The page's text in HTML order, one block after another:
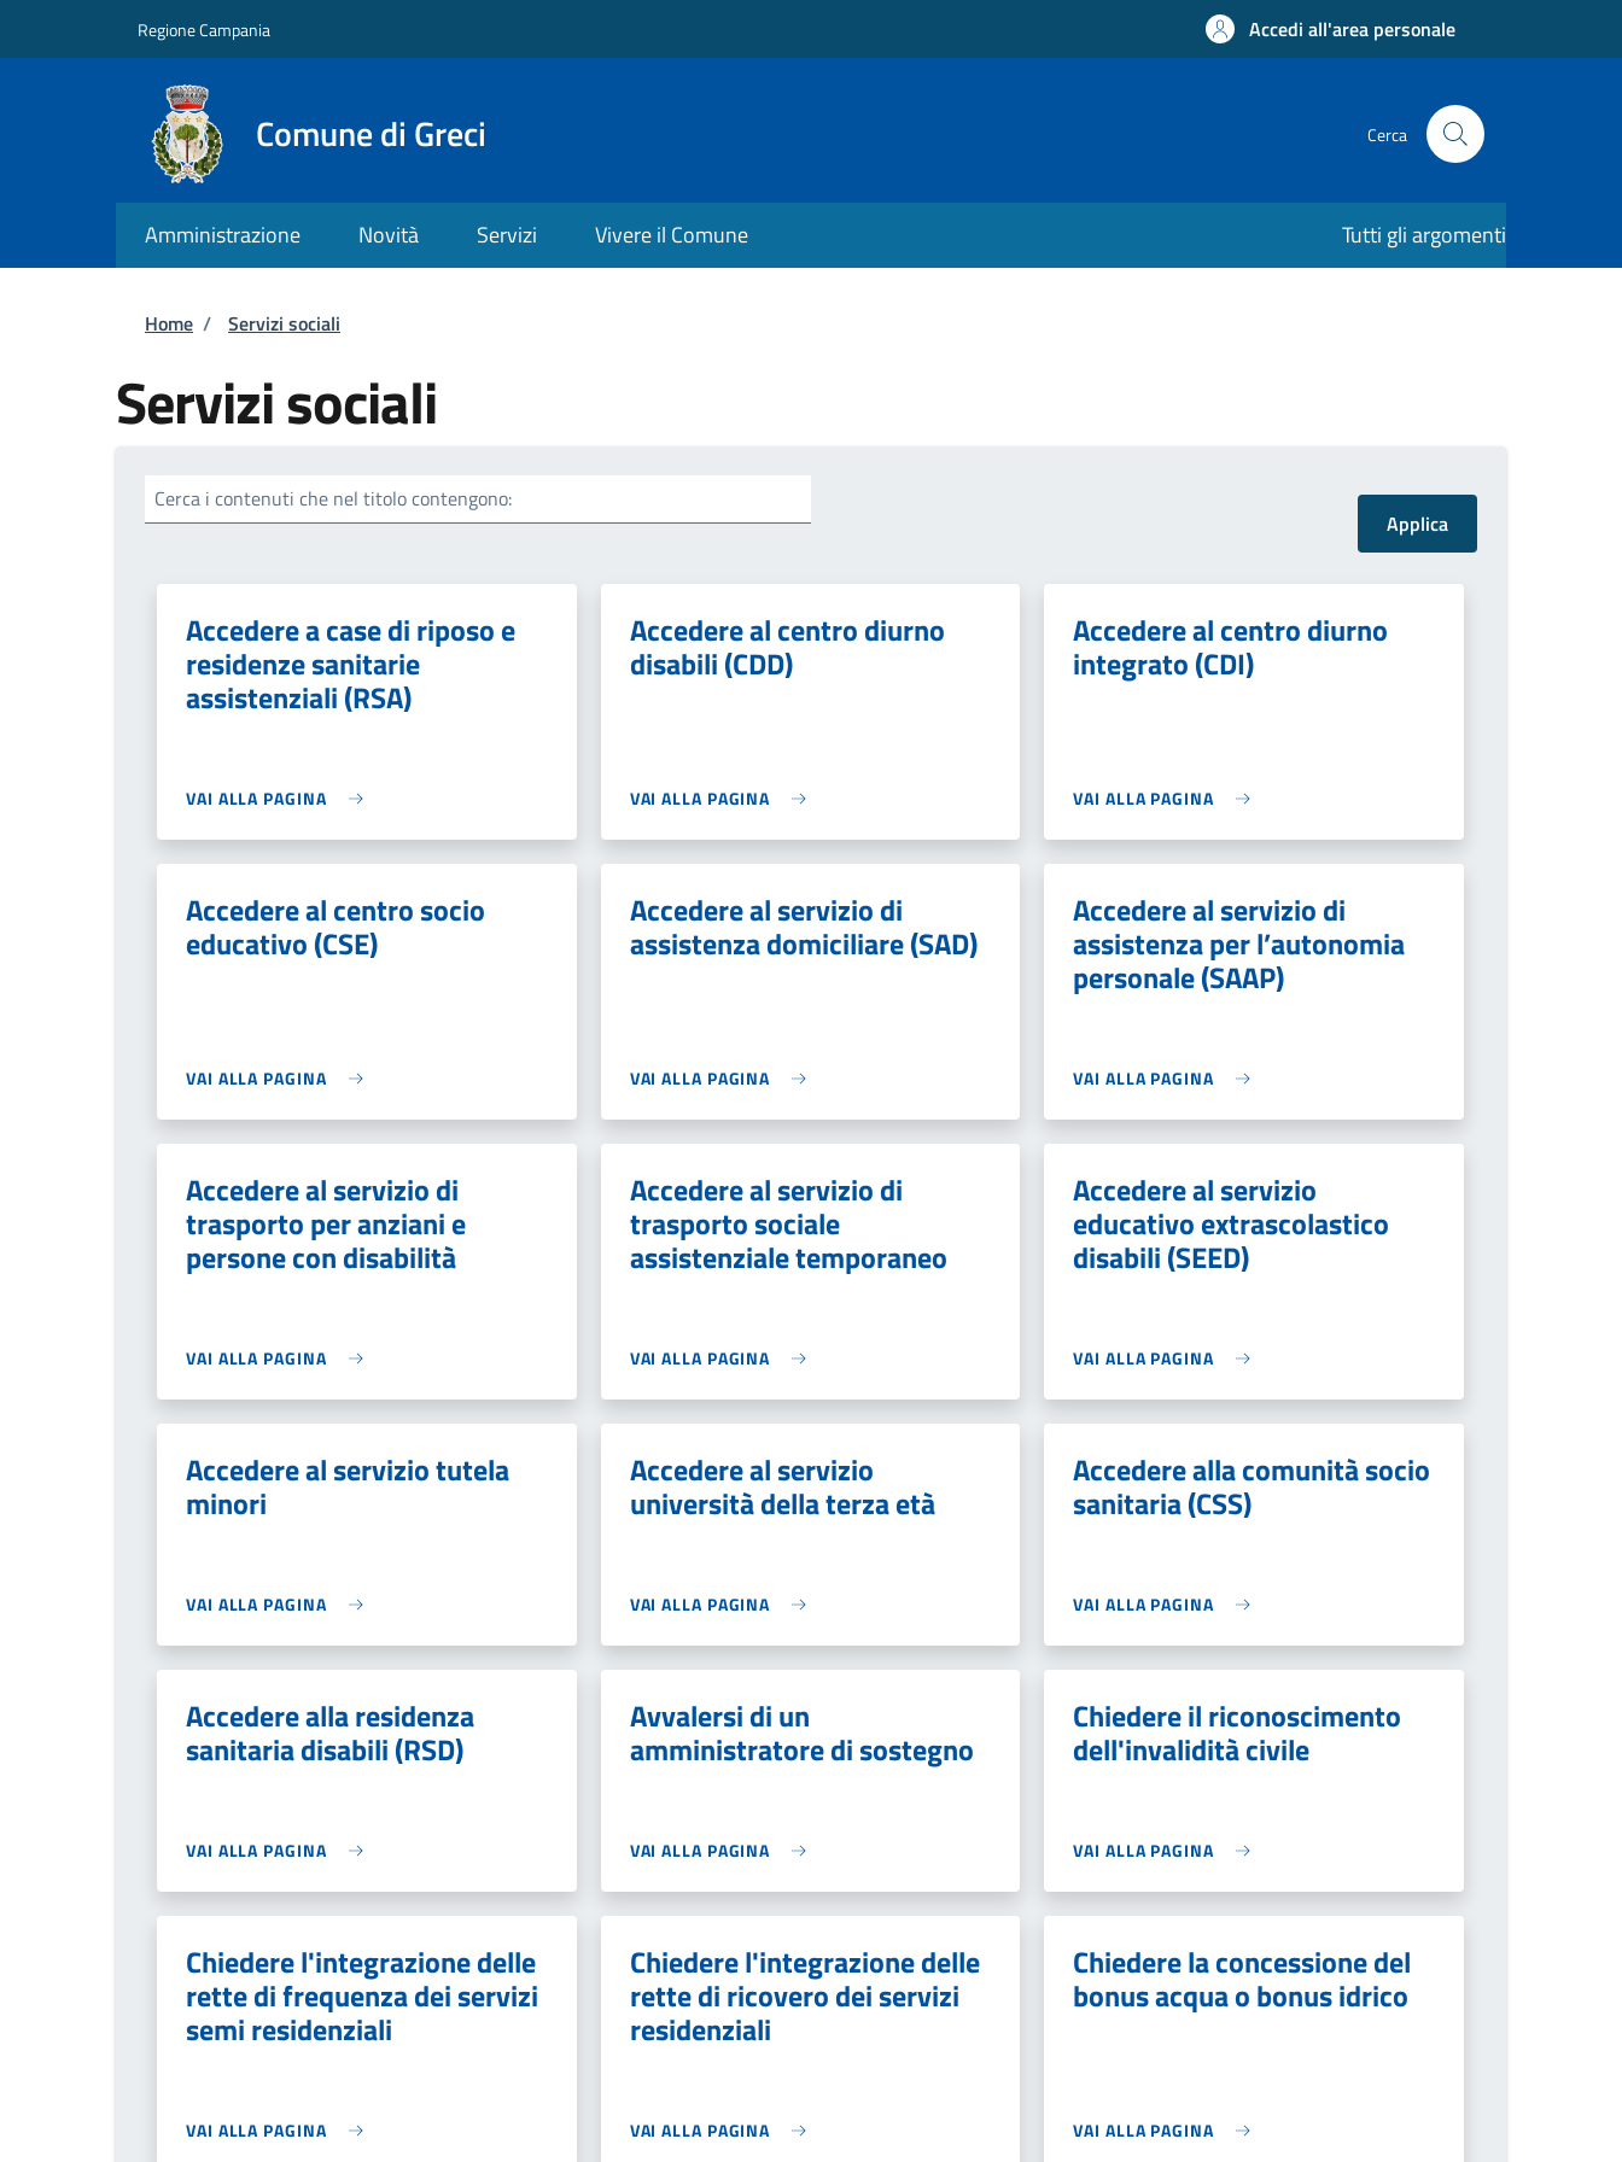
Regione Campania Accedi all'area personale
Comune di Greci Cerca
Amministrazione Novità Servizi Vivere il Comune Tutti gli argomenti
Briciole di pane
Home / Servizi sociali
Servizi sociali
Cerca i contenuti che nel titolo contengono:
Accedere a case di riposo e
residenze sanitarie
assistenziali (RSA)
VAI ALLA PAGINA
Accedere al centro diurno
disabili (CDD)
VAI ALLA PAGINA
Accedere al centro diurno
integrato (CDI)
VAI ALLA PAGINA
Accedere al centro socio
educativo (CSE)
VAI ALLA PAGINA
Accedere al servizio di
assistenza domiciliare (SAD)
VAI ALLA PAGINA
Accedere al servizio di
assistenza per l’autonomia
personale (SAAP)
VAI ALLA PAGINA
Accedere al servizio di
trasporto per anziani e
persone con disabilità
VAI ALLA PAGINA
Accedere al servizio di
trasporto sociale
assistenziale temporaneo
VAI ALLA PAGINA
Accedere al servizio
educativo extrascolastico
disabili (SEED)
VAI ALLA PAGINA
Accedere al servizio tutela
minori
VAI ALLA PAGINA
Accedere al servizio
università della terza età
VAI ALLA PAGINA
Accedere alla comunità socio
sanitaria (CSS)
VAI ALLA PAGINA
Accedere alla residenza
sanitaria disabili (RSD)
VAI ALLA PAGINA
Avvalersi di un
amministratore di sostegno
VAI ALLA PAGINA
Chiedere il riconoscimento
dell'invalidità civile
VAI ALLA PAGINA
Chiedere l'integrazione delle
rette di frequenza dei servizi
semi residenziali
VAI ALLA PAGINA
Chiedere l'integrazione delle
rette di ricovero dei servizi
residenziali
VAI ALLA PAGINA
Chiedere la concessione del
bonus acqua o bonus idrico
VAI ALLA PAGINA